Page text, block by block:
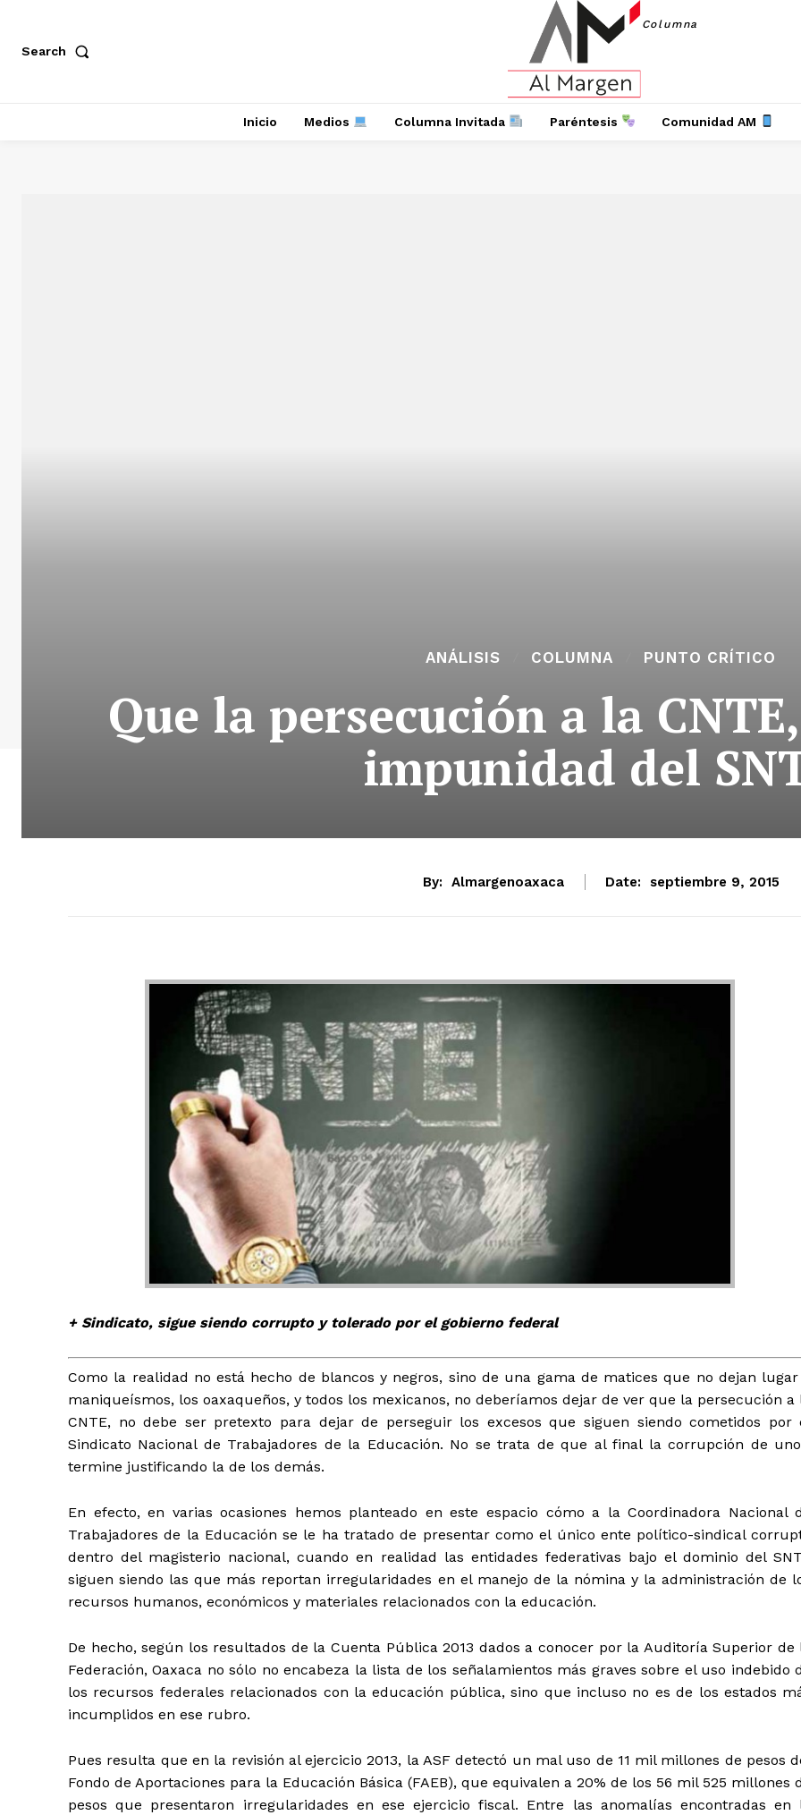
+ Todas las formas de lucha, potencialmente enlazadas
Search
Columna
Inicio Medios Columna Invitada Paréntesis Comunidad AM
ANÁLISIS COLUMNA PUNTO CRÍTICO
Que la persecución a la
impunidad del
By: Almargenoaxaca Date: septiembre 9, 2015
+ Sindicato, sigue siendo corrupto y tolerado por el gobierno federal
Como la realidad no está hecho de blancos y negros, sino de una gama de matices que no dejan
maniqueísmos, los oaxaqueños, y todos los mexicanos, no deberíamos dejar de ver que la persecución a
CNTE, no debe ser pretexto para dejar de perseguir los excesos que siguen siendo cometidos por
Sindicato Nacional de Trabajadores de la Educación. No se trata de que al final la corrupción de
termine justificando la de los demás.
En efecto, en varias ocasiones hemos planteado en este espacio cómo a la Coordinadora Nacional
Trabajadores de la Educación se le ha tratado de presentar como el único ente político-sindical
dentro del magisterio nacional, cuando en realidad las entidades federativas bajo el dominio del
siguen siendo las que más reportan irregularidades en el manejo de la nómina y la administración de
recursos humanos, económicos y materiales relacionados con la educación.
De hecho, según los resultados de la Cuenta Pública 2013 dados a conocer por la Auditoría Superior de
Federación, Oaxaca no sólo no encabeza la lista de los señalamientos más graves sobre el uso indebido
los recursos federales relacionados con la educación pública, sino que incluso no es de los estados
incumplidos en ese rubro.
Pues resulta que en la revisión al ejercicio 2013, la ASF detectó un mal uso de 11 mil millones de pesos
Fondo de Aportaciones para la Educación Básica (FAEB), que equivalen a 20% de los 56 mil 525 millones
pesos que presentaron irregularidades en ese ejercicio fiscal. Entre las anomalías encontradas en